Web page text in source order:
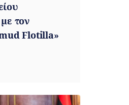
τον
Flotilla»